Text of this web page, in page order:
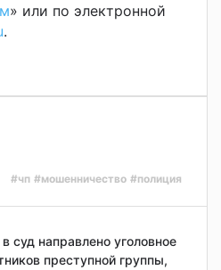
» или по электронной
.
#чп #мошенничество #полиция
суд направлено уголовное
преступной группы,